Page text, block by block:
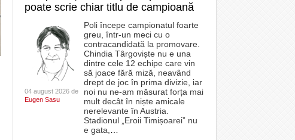
poate scrie chiar titlu de campioană
04 august 2026 de
Eugen Sasu
Poli începe campionatul foarte
greu, într-un meci cu o
contracandidată la promovare.
Chindia Târgoviște nu e una
dintre cele 12 echipe care vin
să joace fără miză, neavând
drept de joc în prima divizie, iar
noi nu ne-am măsurat forța mai
mult decât în niște amicale
nerelevante în Austria.
Stadionul „Eroii Timișoarei” nu
e gata,